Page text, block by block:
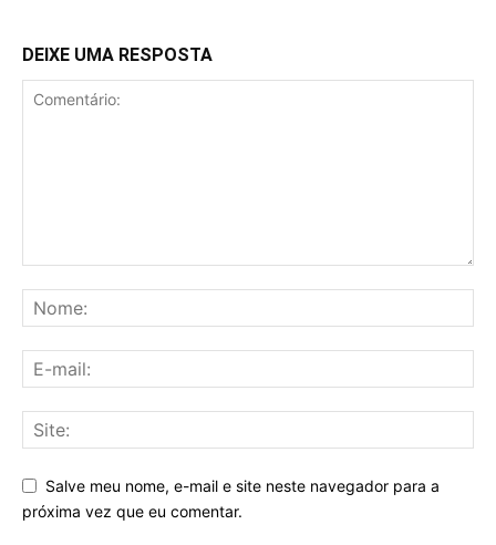
DEIXE UMA RESPOSTA
Salve meu nome, e-mail e site neste navegador para a
próxima vez que eu comentar.